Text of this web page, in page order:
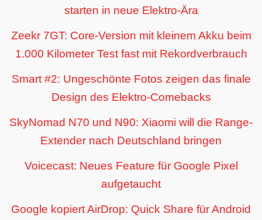
starten in neue Elektro-Ära
Zeekr 7GT: Core-Version mit kleinem Akku beim
1.000 Kilometer Test fast mit Rekordverbrauch
Smart #2: Ungeschönte Fotos zeigen das finale
Design des Elektro-Comebacks
SkyNomad N70 und N90: Xiaomi will die Range-
Extender nach Deutschland bringen
Voicecast: Neues Feature für Google Pixel
aufgetaucht
Google kopiert AirDrop: Quick Share für Android